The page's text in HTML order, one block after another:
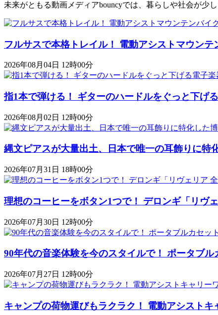
未来がともる動画メディアbouncyでは、暮らしや社会が少
フルサスで本格トレイル！ 電動アシストマウンテ
2026年08月04日 12時00分
指1本で弾ける！ ギターのハードルをぐっと下げ
2026年08月02日 12時00分
縄文ピアスが大量出土、日本で唯一の耳飾りに特
2026年07月31日 18時00分
理想のコーヒーをボタン1つで！ デロンギ「リヴ
2026年07月30日 12時00分
90年代の音楽体験を今のスタイルで！ ポータブル
2026年07月27日 12時00分
キャンプの荷物運びもラクラク！ 電動アシストキ